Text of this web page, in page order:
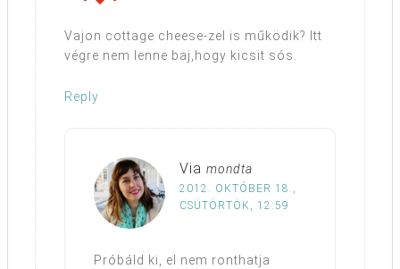
Vajon cottage cheese-zel is működik? Itt
végre nem lenne baj,hogy kicsit sós.
Reply
Via mondta
2012. OKTÓBER 18.,
CSÜTÖRTÖK, 12:59
Próbáld ki, el nem ronthatja